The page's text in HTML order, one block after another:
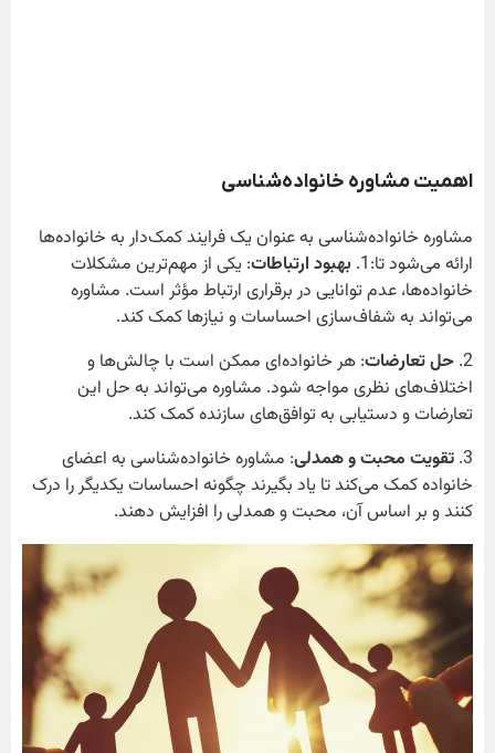
اهمیت مشاوره خانواده‌شناسی
مشاوره خانواده‌شناسی به عنوان یک فرایند کمک‌دار به خانواده‌ها
ارائه می‌شود تا:1.
بهبود ارتباطات: یکی از مهم‌ترین مشکلات
خانواده‌ها، عدم توانایی در برقراری ارتباط مؤثر است. مشاوره
می‌تواند به شفاف‌سازی احساسات و نیازها کمک کند.
2. حل تعارضات: هر خانواده‌ای ممکن است با چالش‌ها و
اختلاف‌های نظری مواجه شود. مشاوره می‌تواند به حل این
تعارضات و دستیابی به توافق‌های سازنده کمک کند.
3. تقویت محبت و همدلی: مشاوره خانواده‌شناسی به اعضای
خانواده کمک می‌کند تا یاد بگیرند چگونه احساسات یکدیگر را درک
کنند و بر اساس آن، محبت و همدلی را افزایش دهند.